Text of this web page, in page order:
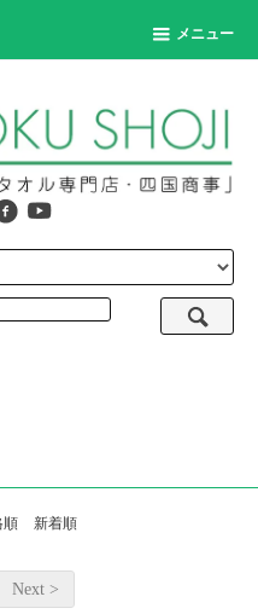
メニュー
順 新着順
Next >